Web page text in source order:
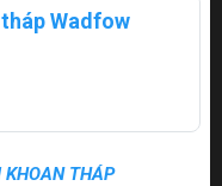
Wadfow
THÁP